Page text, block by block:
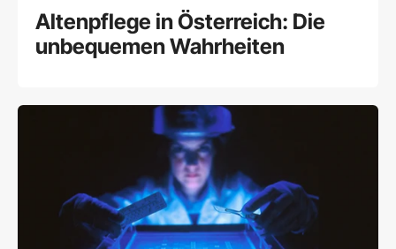
Altenpflege in Österreich: Die
unbequemen Wahrheiten